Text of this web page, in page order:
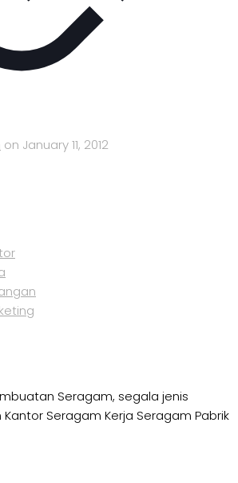
on January 11, 2012
Seragam, segala jenis
Seragam Kerja Seragam Pabrik